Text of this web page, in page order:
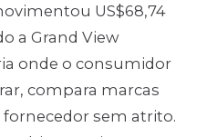
US$68,74
a Grand View
onde o consumidor
compara marcas
sem atrito.